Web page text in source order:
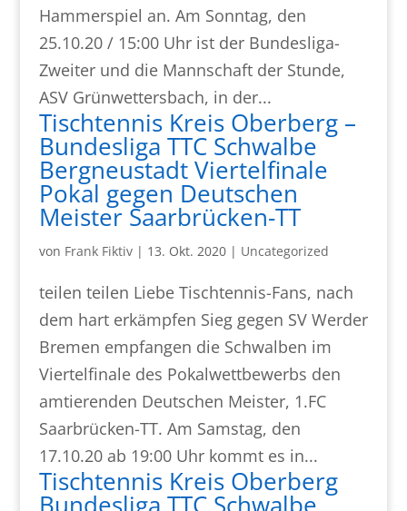
Hammerspiel an. Am Sonntag, den
25.10.20 / 15:00 Uhr ist der Bundesliga-
Zweiter und die Mannschaft der Stunde,
ASV Grünwettersbach, in der...
Tischtennis Kreis Oberberg –
Bundesliga TTC Schwalbe
Bergneustadt Viertelfinale
Pokal gegen Deutschen
Meister Saarbrücken-TT
von Frank Fiktiv| 13. Okt. 2020| Uncategorized
teilen teilen Liebe Tischtennis-Fans, nach
dem hart erkämpfen Sieg gegen SV Werder
Bremen empfangen die Schwalben im
Viertelfinale des Pokalwettbewerbs den
amtierenden Deutschen Meister, 1.FC
Saarbrücken-TT. Am Samstag, den
17.10.20 ab 19:00 Uhr kommt es in...
Tischtennis Kreis Oberberg